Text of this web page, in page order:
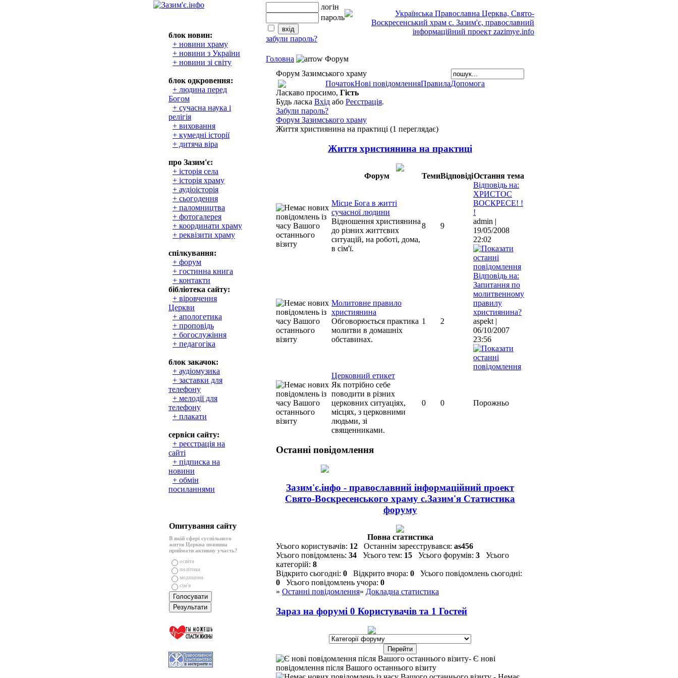
блок новин:
+ новини храму
+ новини з України
+ новини зі світу
блок одкровення:
+ людина перед
Богом
+ сучасна наука і
релігія
+ виховання
+ кумедні історії
+ дитяча віра
про Зазим'є:
+ історія села
+ історія храму
+ аудіоісторія
+ сьогодення
+ паломництва
+ фотогалерея
+ координати храму
+ реквізити храму
спілкування:
+ форум
+ гостинна книга
+ контакти
бібліотека сайту:
+ віровчення
Церкви
+ апологетика
+ проповідь
+ богослужіння
+ педагогіка
блок закачок:
+ аудіомузика
+ заставки для
телефону
+ мелодії для
телефону
+ плакати
сервіси сайту:
+ реєстрація на
сайті
+ підписка на
новини
+ обмін
посиланнями
Опитування сайту
В якій сфері суспільного
життя Церква повинна
приймати активну участь?
освіта
політика
медицина
сім'я
логін
пароль
забули пароль?
Головна
Форум
Форум Зазимського храму
ПочатокНові повідомленняПравилаДопомога
Ласкаво просимо, Гість
Будь ласка Вхід або Реєстрація.
Забули пароль?
Форум Зазимського храму
Життя християнина на практиці (1 переглядає)
Життя християнина на практиці
Форум ТемиВідповідіОстання тема
Місце Бога в житті
сучасної людини
Відношення християнина
до різних життєвих
ситуацій, на роботі, дома,
в сім'ї.
8 9
Відповідь на:
ХРИСТОС
ВОСКРЕСЕ! !
!
admin |
19/05/2008
22:02
Молитовне правило
християнина
Обговорюється практика
молитви в домашніх
обставинах.
1 2
Відповідь на:
Запитання по
молитвенному
правилу
християнина?
aspekt |
06/10/2007
23:56
Церковний етикет
Як потрібно себе
поводити в різних
церковних ситуаціях,
місцях, з церковними
людьми, зі
священниками.
0 0 Порожньо
Останні повідомлення
Зазим'є.інфо - православний інформаційний проект
Свято-Воскресенського храму с.Зазим'я Статистика
форуму
Повна статистика
Усього користувачів: 12 Останнім зареєструвався: as456
Усього повідомлень: 34 Усього тем: 15 Усього форумів: 3 Усього
категорій: 8
Відкрито сьогодні: 0 Відкрито вчора: 0 Усього повідомлень сьогодні:
0 Усього повідомлень учора: 0
» Останні повідомлення» Докладна статистика
Зараз на форумі 0 Користувачів та 1 Гостей
- Є нові
повідомлення після Вашого останнього візиту